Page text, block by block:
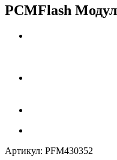
PCMFlash
Артикул: PFM430352